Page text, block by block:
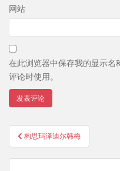
网站
在此浏览器中保存我的显示名
评论时使用。
文
章
导
构思玛泽迪尔韩梅